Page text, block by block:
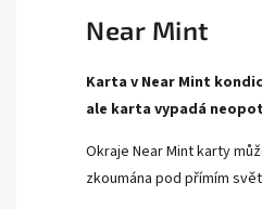
Near Mint
Karta v Near Mint
ale karta vypadá
Okraje Near Mint karty
zkoumána pod přímím